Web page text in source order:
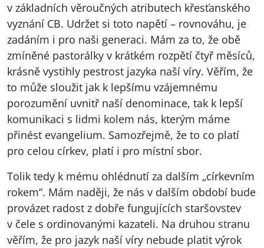
v základních věroučných atributech křesťanského
vyznání CB. Udržet si toto napětí – rovnováhu, je
zadáním i pro naši generaci. Mám za to, že obě
zmíněné pastorálky v krátkém rozpětí čtyř měsíců,
krásně vystihly pestrost jazyka naší víry. Věřím, že
to může sloužit jak k lepšímu vzájemnému
porozumění uvnitř naší denominace, tak k lepší
komunikaci s lidmi kolem nás, kterým máme
přinést evangelium. Samozřejmě, že to co platí
pro celou církev, platí i pro místní sbor.
Tolik tedy k mému ohlédnutí za dalším „církevním
rokem“. Mám naději, že nás v dalším období bude
provázet radost z dobře fungujících staršovstev
v čele s ordinovanými kazateli. Na druhou stranu
věřím, že pro jazyk naší víry nebude platit výrok